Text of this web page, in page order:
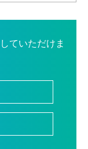
ていただけま